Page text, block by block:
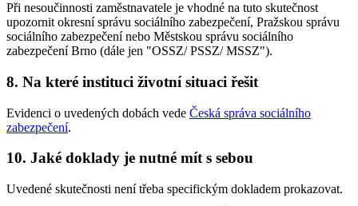
Při nesoučinnosti zaměstnavatele je vhodné na tuto skutečnost
upozornit okresní správu sociálního zabezpečení, Pražskou správu
sociálního zabezpečení nebo Městskou správu sociálního
zabezpečení Brno (dále jen "OSSZ/ PSSZ/ MSSZ").
8. Na které instituci životní situaci řešit
Evidenci o uvedených dobách vede Česká správa sociálního
zabezpečení.
10. Jaké doklady je nutné mít s sebou
Uvedené skutečnosti není třeba specifickým dokladem prokazovat.